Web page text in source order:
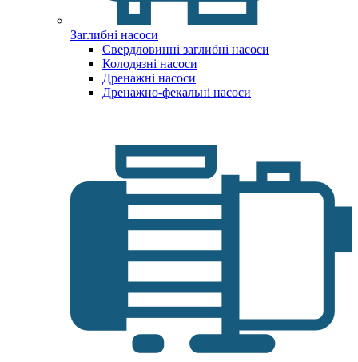
Заглибні насоси
Свердловинні заглибні насоси
Колодязні насоси
Дренажні насоси
Дренажно-фекальні насоси